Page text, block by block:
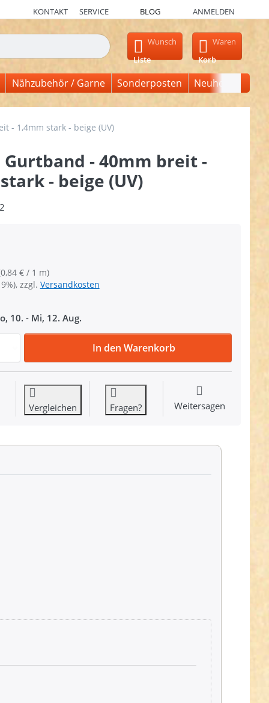
KONTAKT SERVICE BLOG ANMELDEN
erscheinen automatisch erste Ergebnisse. Drücken Sie die
Wunsch
Liste
Waren
Korb
Nähzubehör / Garne Sonderposten Neuheiten
- 1,4mm stark - beige (UV)
Gurtband - 40mm breit -
- beige (UV)
€ / 1 m)
zzgl. Versandkosten
10. - Mi, 12. Aug.
10m PP Gurtband - 40mm breit - 1,4mm stark - beige (UV)
In den Warenkorb
Vergleichen Fragen? Weitersagen